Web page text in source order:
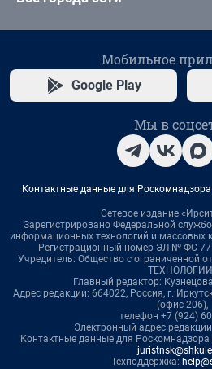
Мобильное
Google Play
Мы в
Контактные данные для
Сетевое издание
Зарегистрировано Федеральной
информационных технологий и массовых
Регистрационный номер ЭЛ № ФС 77
Учредитель: Общество с ограниченной
Главный редактор:
Адрес редакции: 664022, Россия, г.
(офис 206),
телефон +7 (924)
Электронный адрес
Контактные данные для Роскомнадзора
Техподдержка: